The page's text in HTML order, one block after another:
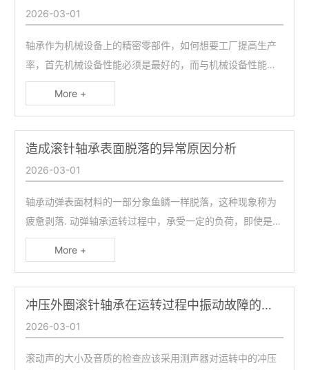
2026-03-01
轴承作为机械设备上的精密零部件，如何想要工厂提高生产
率，首先机械设备性能必须是最好的，而与机械设备性能使
用的关系最大之一——轴承。因此工厂在进行生产加工时，
一定要对机械设备中的轴承进行良好的检查。
More +
造成滚针轴承表面脱落的异常原因分析
2026-03-01
轴承动弹表面材料的一部分象鱼鳞一样脱落，这种现象称为
疲惫剥落. 动弹轴承运转过程中，承受一定的负荷，即使是静
态负荷，但对钢球和滚道而言，其应力却是轮回往复的，材
料将发生动弹疲惫从而使轴承达到寿命。此外还有数种不同
一滚针轴承在损坏之前可达到的实际寿命是由磨损、损坏通
成。
More +
冲压外圈滚针轴承在运转过程中振动故障的检查
2026-03-01
滚动声的大小及音质的检查应该采用测声器对运转中的冲压
微信号：